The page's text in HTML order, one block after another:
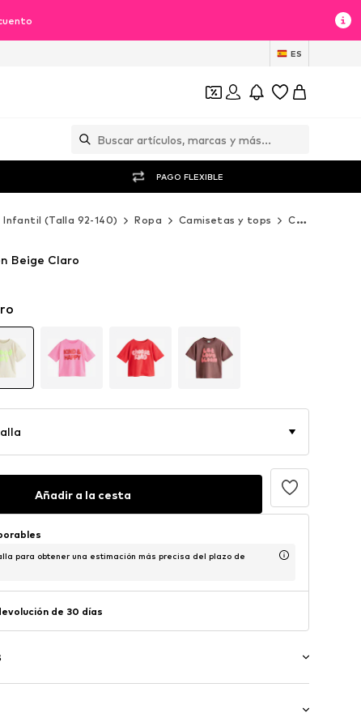
ES
PAGO FLEXIBLE
Infantil (Talla 92-140) Ropa Camisetas y tops Camiseta
Beige Claro
Añadir a la cesta
para obtener una estimación más precisa del plazo de
de 30 días